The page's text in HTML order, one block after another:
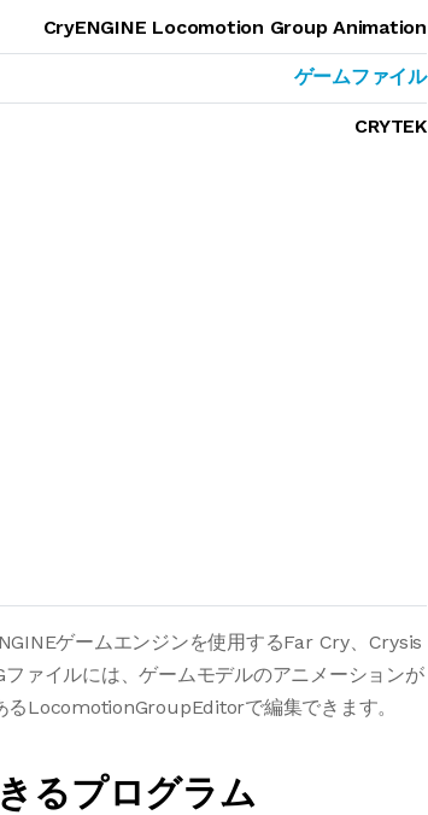
CryENGINE Locomotion Group Animation
ゲームファイル
CRYTEK
ゲームエンジンを使用するFar Cry、Crysis
ァイルには、ゲームモデルのアニメーションが
LocomotionGroupEditorで編集できます。
るプログラム